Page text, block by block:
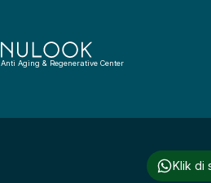
Anti Aging & Regenerative Center
Klik di